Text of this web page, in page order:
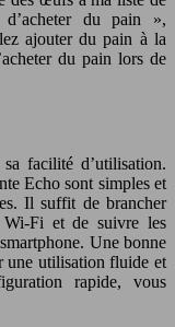
du pain »,
ajouter du pain à la
du pain lors de
facilité d’utilisation.
Echo sont simples et
Il suffit de brancher
Wi-Fi et de suivre les
Une bonne
une utilisation fluide et
rapide, vous